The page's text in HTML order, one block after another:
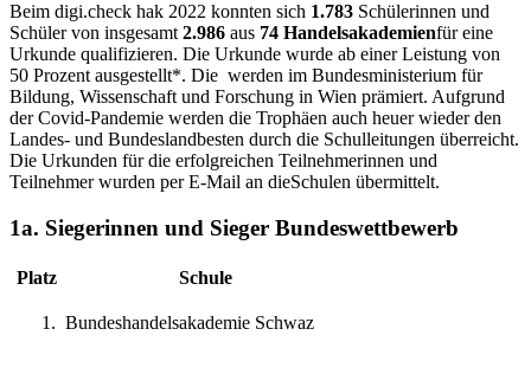
Beim digi.check hak 2022 konnten sich 1.783 Schülerinnen und
Schüler von insgesamt2.986 aus 74 Handelsakademienfür eine
Urkunde qualifizieren. Die Urkunde wurde ab einer Leistung von
50 Prozent ausgestellt*. Die werden im Bundesministerium für
Bildung, Wissenschaft und Forschung in Wien prämiert. Aufgrund
der Covid-Pandemie werden die Trophäen auch heuer wieder den
Landes- und Bundeslandbesten durch die Schulleitungen überreicht.
Die Urkunden für die erfolgreichen Teilnehmerinnen und
Teilnehmer wurden per E-Mail an dieSchulen übermittelt.
1a. Siegerinnen und Sieger Bundeswettbewerb
Platz Schule
Bundeshandelsakademie Schwaz